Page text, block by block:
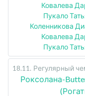
Ковалева
Пукало
Коленникова
Ковалева
Пукало
18.11 . Регулярный
Роксолана-